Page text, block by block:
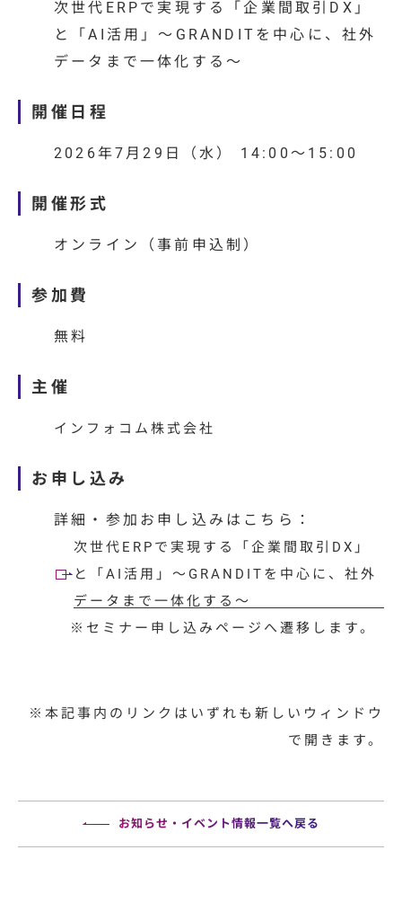
次世代ERPで実現する「企業間取引DX」
と「AI活用」〜GRANDITを中心に、社外
データまで一体化する〜
開催日程
2026年7 月29 日（水） 14:00 ～ 15:00
開催形式
オンライン（事前申込制）
参加費
無料
主催
インフォコム株式会社
お申し込み
詳細・参加お申し込みはこちら：
次世代ERPで実現する「企業間取引DX」
と「AI活用」〜GRANDITを中心に、社外
データまで一体化する〜
※セミナー申し込みページへ遷移します。
※本記事内のリンクはいずれも新しいウィンドウ
で開きます。
お知らせ・イベント情報一覧へ戻る